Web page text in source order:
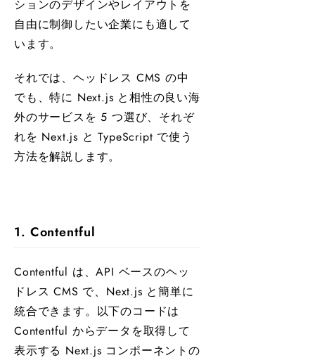
ションのデザインやレイアウトを
自由に制御したい企業にも適して
います。
それでは、ヘッドレス CMS の中
でも、特に Next.js と相性の良い海
外のサービスを 5 つ選び、それぞ
れを Next.js と TypeScript で使う
方法を解説します。
1. Contentful
Contentful は、API ベースのヘッ
ドレス CMS で、Next.js と簡単に
統合できます。以下のコードは
Contentful からデータを取得して
表示する Next.js コンポーネントの